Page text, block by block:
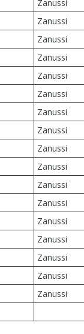
Zanussi
Zanussi
Zanussi
Zanussi
Zanussi
Zanussi
Zanussi
Zanussi
Zanussi
Zanussi
Zanussi
Zanussi
Zanussi
Zanussi
Zanussi
Zanussi
Zanussi